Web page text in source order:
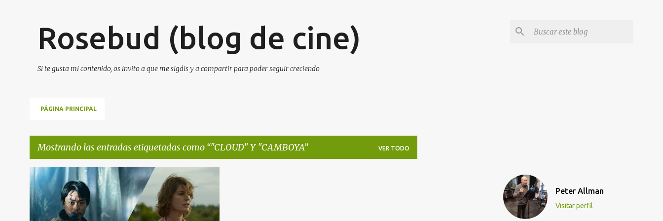
Rosebud (blog de cine)
Si te gusta mi contenido, os invito a que me sigáis y a compartir para poder seguir creciendo
PÁGINA PRINCIPAL
Mostrando las entradas etiquetadas como "CLOUD" Y "CAMBOYA VER TODO
E
n
t
"CLOUD" Y "CAMBOYA 1978" NOTA DE PRENSA
Peter Allman
Visitar perfil